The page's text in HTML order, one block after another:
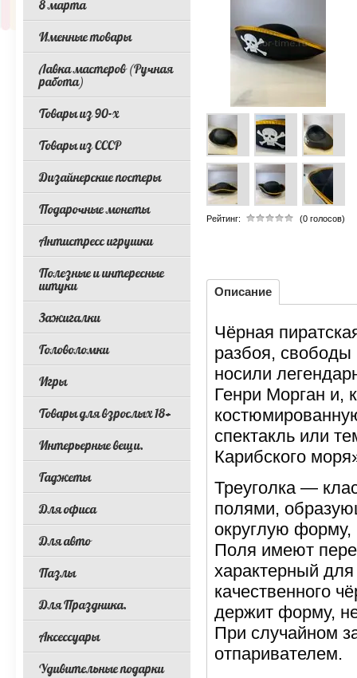
Рейтинг: (0 голосов)
Описание
Чёрная
разбоя,
носили
Генри Морган и,
спектакль или
Карибского
Треуголка —
полями,
округлую форму,
Поля имеют
характерный
качественного
держит форму,
При случайном
отпаривателем.
8 марта
Именные товары
Лавка мастеров (Ручная
работа)
Товары из 90-х
Товары из СССР
Дизайнерские постеры
Подарочные монеты
Антистресс игрушки
Полезные и интересные
штуки
Зажигалки
Головоломки
Игры
Товары для взрослых 18+
Интерьерные вещи.
Гаджеты
Для офиса
Для авто
Пазлы
Для Праздника.
Аксессуары
Удивительные подарки